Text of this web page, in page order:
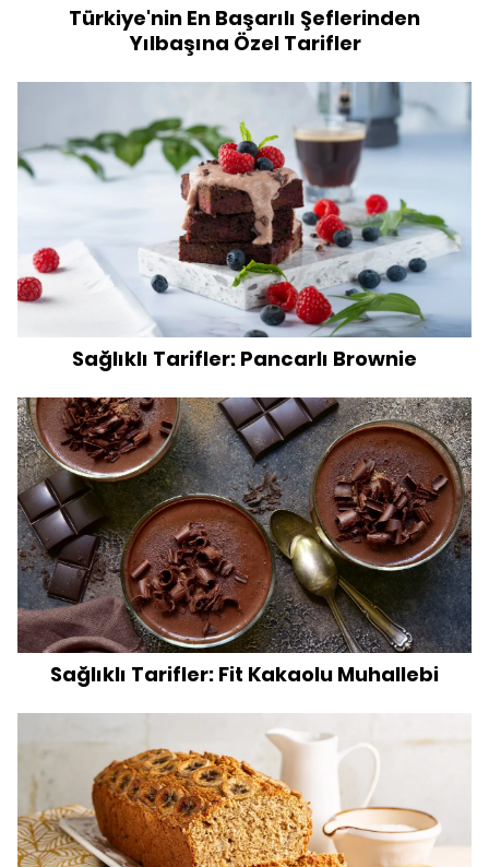
Türkiye'nin En Başarılı Şeflerinden
Yılbaşına Özel Tarifler
Sağlıklı Tarifler: Pancarlı Brownie
Sağlıklı Tarifler: Fit Kakaolu Muhallebi